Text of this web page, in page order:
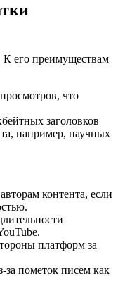
его преимуществам
что
заголовков
например, научных
контента, если
платформ за
пометок писем как